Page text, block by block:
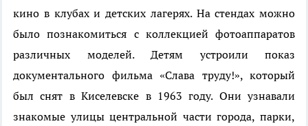
кино в клубах и детских лагерях. На стендах можно
было познакомиться с коллекцией фотоаппаратов
различных моделей. Детям устроили показ
документального фильма «Слава труду!», который
был снят в Киселевске в 1963 году. Они узнавали
знакомые улицы центральной части города, парки,